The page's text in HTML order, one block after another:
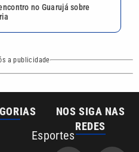
no Guarujá sobre
a publicidade
Esportes
NOS SIGA NAS
REDES